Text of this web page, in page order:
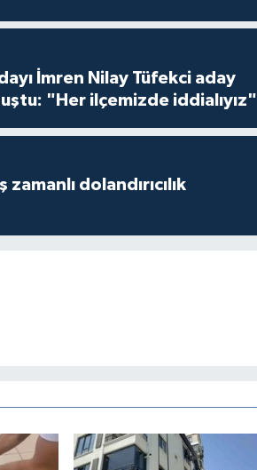
İmren Nilay Tüfekci aday
"Her ilçemizde iddialıyız"
dolandırıcılık